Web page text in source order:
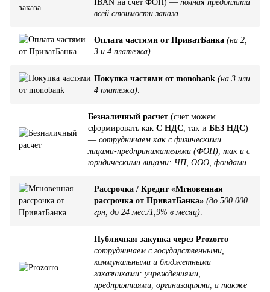
IBAN на счет ФОП) — полная предоплата
всей стоимости заказа
Оплата частями от ПриватБанка (на 2,
3 и 4 платежа)
Покупка частями от monobank (на 3 или
4 платежа)
Безналичный расчет (счет можем
сформировать как С НДС , так и БЕЗ НДС)
— сотрудничаем как с физическими
лицами-предпринимателями (ФОП), так и с
юридическими лицами: ЧП, ООО, фондами
Рассрочка / Кредит «Мгновенная
рассрочка от ПриватБанка» (до 500 000
грн, до 24 мес./1,9% в месяц).
Публичная закупка через Prozorro —
сотрудничаем с государственными,
коммунальными и бюджетными
заказчиками: учреждениями,
предприятиями, организациями, а также